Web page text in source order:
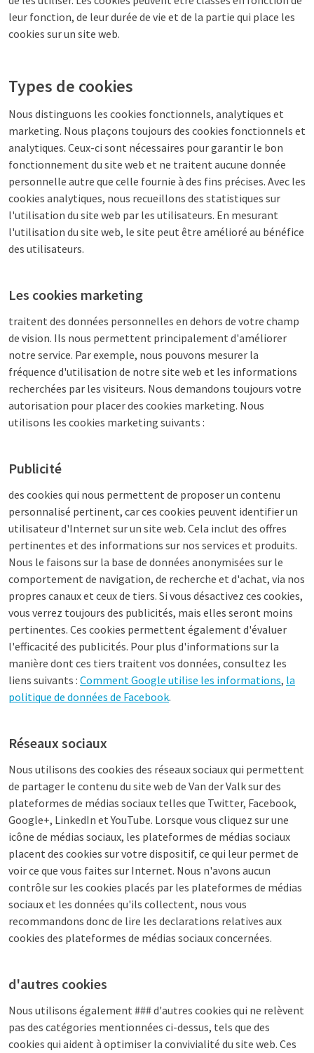
leur fonction, de leur durée de vie et de la partie qui place les
cookies sur un site web.
Types de cookies
Nous distinguons les cookies fonctionnels, analytiques et
marketing. Nous plaçons toujours des cookies fonctionnels et
analytiques. Ceux-ci sont nécessaires pour garantir le bon
fonctionnement du site web et ne traitent aucune donnée
personnelle autre que celle fournie à des fins précises. Avec les
cookies analytiques, nous recueillons des statistiques sur
l'utilisation du site web par les utilisateurs. En mesurant
l'utilisation du site web, le site peut être amélioré au bénéfice
des utilisateurs.
Les cookies marketing
traitent des données personnelles en dehors de votre champ
de vision. Ils nous permettent principalement d'améliorer
notre service. Par exemple, nous pouvons mesurer la
fréquence d'utilisation de notre site web et les informations
recherchées par les visiteurs. Nous demandons toujours votre
autorisation pour placer des cookies marketing. Nous
utilisons les cookies marketing suivants :
Publicité
des cookies qui nous permettent de proposer un contenu
personnalisé pertinent, car ces cookies peuvent identifier un
utilisateur d'Internet sur un site web. Cela inclut des offres
pertinentes et des informations sur nos services et produits.
Nous le faisons sur la base de données anonymisées sur le
comportement de navigation, de recherche et d'achat, via nos
propres canaux et ceux de tiers. Si vous désactivez ces cookies,
vous verrez toujours des publicités, mais elles seront moins
pertinentes. Ces cookies permettent également d'évaluer
l'efficacité des publicités. Pour plus d'informations sur la
manière dont ces tiers traitent vos données, consultez les
liens suivants : Comment Google utilise les informations, la
politique de données de Facebook.
Réseaux sociaux
Nous utilisons des cookies des réseaux sociaux qui permettent
de partager le contenu du site web de Van der Valk sur des
plateformes de médias sociaux telles que Twitter, Facebook,
Google+, LinkedIn et YouTube. Lorsque vous cliquez sur une
icône de médias sociaux, les plateformes de médias sociaux
placent des cookies sur votre dispositif, ce qui leur permet de
voir ce que vous faites sur Internet. Nous n'avons aucun
contrôle sur les cookies placés par les plateformes de médias
sociaux et les données qu'ils collectent, nous vous
recommandons donc de lire les declarations relatives aux
cookies des plateformes de médias sociaux concernées.
d'autres cookies
Nous utilisons également ### d'autres cookies qui ne relèvent
pas des catégories mentionnées ci-dessus, tels que des
cookies qui aident à optimiser la convivialité du site web. Ces